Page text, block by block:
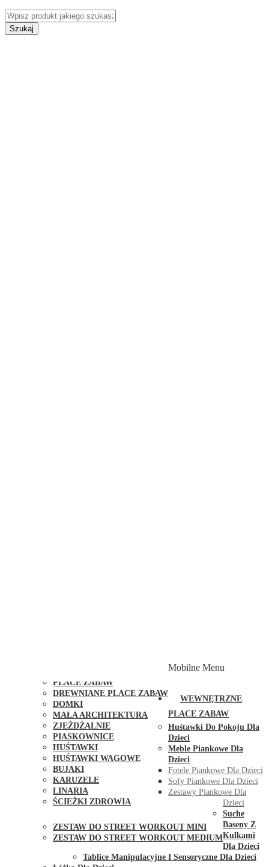
Szukaj
PLACE ZABAW
DREWNIANE PLACE ZABAW
DOMKI
MAŁA ARCHITEKTURA
ZJEŻDŻALNIE
PIASKOWNICE
HUŚTAWKI
HUŚTAWKI WAGOWE
BUJAKI
KARUZELE
LINARIA
ŚCIEŻKI ZDROWIA
ZESTAW DO STREET WORKOUT MINI
ZESTAW DO STREET WORKOUT MEDIUM
Mobilne Menu
WEWNĘTRZNE
PLACE ZABAW
Huśtawki Do Pokoju Dla
Dzieci
Meble Piankowe Dla
Dzieci
Fotele Piankowe Dla Dzieci
Sofy Piankowe Dla Dzieci
Zestawy Piankowe Dla
Dzieci
Suche
Baseny Z
Kulkami
Dla Dzieci
Tablice Manipulacyjne I Sensoryczne Dla Dzieci